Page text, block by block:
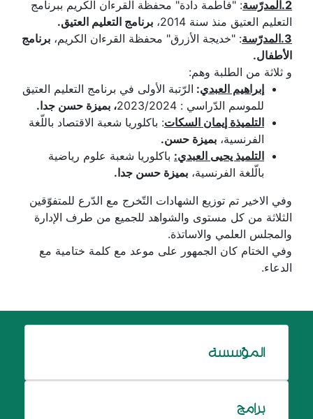
2.المدرّسة
: "فاطمة دادة" محفظة القرءان الكريم ببرنامج
التعليم العتيق منذ سنة 2014،
برنامج التعليم العتيق.
3.المدرّسة
: "خديجة الأزرق" محفظة القرءان الكريم، برنامج
الأطفال.
و ثلاثة من الطلبة وهم:
إبراهيم العبدي: الرّتبة الأولى في برنامج التعليم العتيق
للموسم الدّراسي : 2023/2024
، بميزة حسن جدا.
التلميذة إيمان السكات: باكلوريا شعبة الاقتصاد باللّغة
الفرنسية، بميزة حسن.
التلميذ يحيى العبدي: باكلوريا شعبة علوم رياضية
بالّلغة الفرنسية، بميزة حسن جدا.
وفي الاخير تم توزيع الشهادات التّخرج مع الدّرع للمتفوّقين
الثلاثة من كل مستوى والشواهد للجميع من طرف الإدارة
والمجلس العلمي والاساتذة.
وفي الختام كان الجمهور على موعد مع كلمة ختامية مع
الدعاء.
المؤسسة
برامج